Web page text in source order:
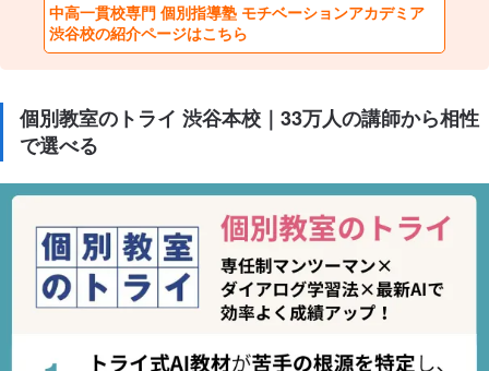
中高一貫校専門 個別指導塾 モチベーションアカデミア
渋谷校の紹介ページはこちら
個別教室のトライ 渋谷本校｜33万人の講師から相性
で選べる